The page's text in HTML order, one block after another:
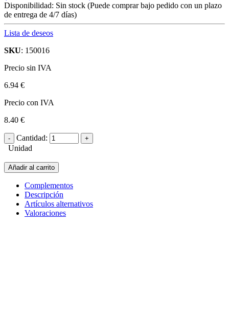
Disponibilidad: Sin stock (Puede comprar bajo pedido con un plazo
de entrega de 4/7 días)
Lista de deseos
SKU: 150016
Precio sin IVA
6.94 €
Precio con IVA
8.40 €
Cantidad:
Unidad
Añadir al carrito
Complementos
Descripción
Artículos alternativos
Valoraciones